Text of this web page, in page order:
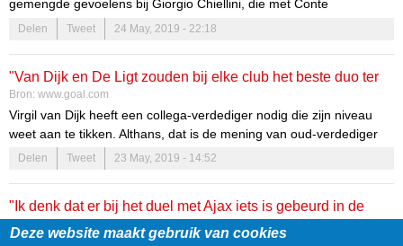
gemengde gevoelens bij Giorgio Chiellini, die met Conte
samenwerkte bij Juventus.
Delen Tweet 24 May, 2019 - 22:18
"Van Dijk en De Ligt zouden bij elke club het beste duo ter
wereld vormen"
Bron: www.goal.com
Virgil van Dijk heeft een collega-verdediger nodig die zijn niveau
weet aan te tikken. Althans, dat is de mening van oud-verdediger
Steve Nicol.
Delen Tweet 23 May, 2019 - 14:52
"Ik denk dat er bij het duel met Ajax iets is gebeurd in de
kleedkamer"
Deze website maakt gebruik van cookies